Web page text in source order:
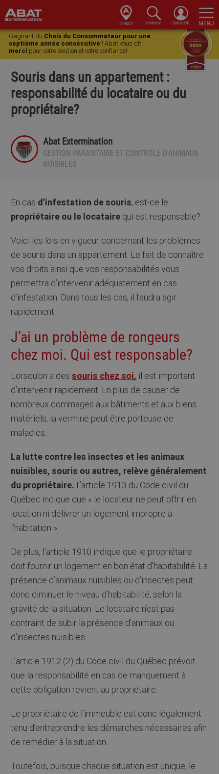
Skip
primary
Skip
main
Skip
primary
Skip
footer
Gagnant du Choix du Consommateur pour une
septième année consécutive ! Abat vous dit
merci pour votre soutien et votre confiance!
Souris dans un appartement :
responsabilité du locataire ou du
propriétaire?
Abat Extermination
GESTION PARASITAIRE ET CONTRÔLE D'ANIMAUX
NUISIBLES
En cas d’infestation de souris, est-ce le
propriétaire ou le locataire qui est responsable?
Voici les lois en vigueur concernant les problèmes
de souris dans un appartement. Le fait de connaître
vos droits ainsi que vos responsabilités vous
permettra d’intervenir adéquatement en cas
d’infestation. Dans tous les cas, il faudra agir
rapidement.
J’ai un problème de rongeurs
chez moi. Qui est responsable?
Lorsqu’on a dessouris chez soi, il est important
d’intervenir rapidement. En plus de causer de
nombreux dommages aux bâtiments et aux biens
matériels, la vermine peut être porteuse de
maladies.
La lutte contre les insectes et les animaux
nuisibles, souris ou autres, relève généralement
du propriétaire. L’article 1913 du Code civil du
Québec indique que « le locateur ne peut offrir en
location ni délivrer un logement impropre à
l’habitation ».
De plus, l’article 1910 indique que le propriétaire
doit fournir un logement en bon état d’habitabilité. La
présence d’animaux nuisibles ou d’insectes peut
donc diminuer le niveau d’habitabilité, selon la
gravité de la situation. Le locataire n’est pas
contraint de subir la présence d’animaux ou
d’insectes nuisibles.
L’article 1912 (2) du Code civil du Québec prévoit
que la responsabilité en cas de manquement à
cette obligation revient au propriétaire.
Le propriétaire de l’immeuble est donc légalement
tenu d’entreprendre les démarches nécessaires afin
de remédier à la situation.
Toutefois, puisque chaque situation est unique, le